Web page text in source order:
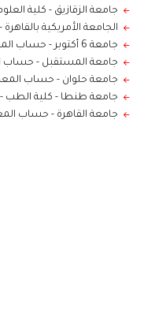
جامعة الزقازيق - كلية
الجامعة الأمريكية بالقاهرة -
جامعة 6 أكتوبر
- حساب
جامعة المستقبل - حساب
جامعة حلوان - حساب
جامعة طنطا - كلية الطب -
جامعة القاهرة - حساب